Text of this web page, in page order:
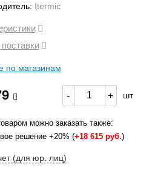
Itermic
по магазинам
- + шт
можно заказать также:
решение +20% (+18 615 руб.)
(для юр. лиц)